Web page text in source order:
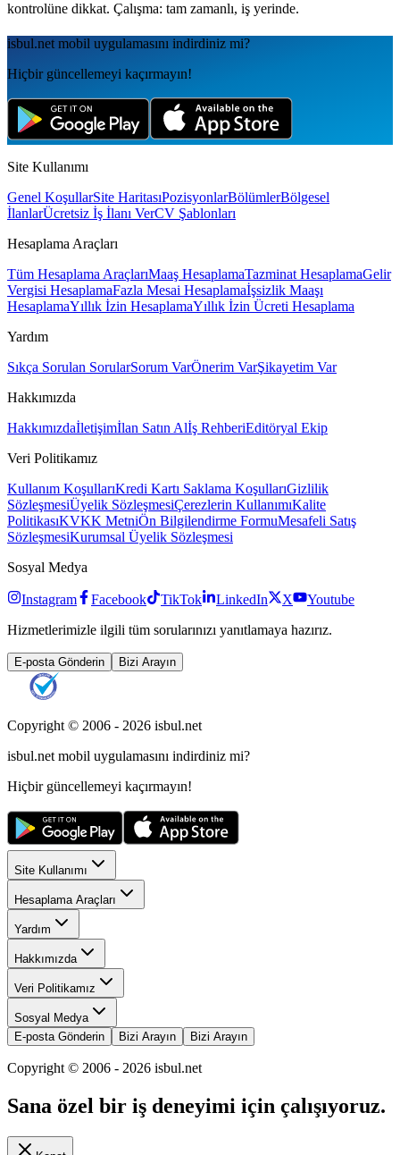
kontrolüne dikkat. Çalışma: tam zamanlı, iş yerinde.
isbul.net mobil uygulamаsını indirdiniz mi?
Hiçbir güncellemeyi kaçırmayın!
Site Kullanımı
Genel KoşullarSite HaritasıPozisyonlarBölümlerBölgesel
İlanlarÜcretsiz İş İlanı VerCV Şablonları
Hesaplama Araçları
Tüm Hesaplama AraçlarıMaaş HesaplamaTazminat HesaplamaGelir
Vergisi HesaplamaFazla Mesai Hesaplamaİşsizlik Maaşı
HesaplamaYıllık İzin HesaplamaYıllık İzin Ücreti Hesaplama
Yardım
Sıkça Sorulan SorularSorum VarÖnerim VarŞikayetim Var
Hakkımızda
Hakkımızdaİletişimİlan Satın Alİş RehberiEditöryal Ekip
Veri Politikamız
Kullanım KoşullarıKredi Kartı Saklama KoşullarıGizlilik
SözleşmesiÜyelik SözleşmesiÇerezlerin KullanımıKalite
PolitikasıKVKK MetniÖn Bilgilendirme FormuMesafeli Satış
SözleşmesiKurumsal Üyelik Sözleşmesi
Sosyal Medya
Instagram Facebook TikTok LinkedIn X
Youtube
Hizmetlerimizle ilgili tüm sorularınızı yanıtlamaya hazırız.
E-posta Gönderin Bizi Arayın
Copyright © 2006 - 2026 isbul.net
isbul.net mobil uygulamasını indirdiniz mi?
Hiçbir güncellemeyi kaçırmayın!
Site Kullanımı
Hesaplama Araçları
Yardım
Hakkımızda
Veri Politikamız
Sosyal Medya
E-posta Gönderin
Bizi Arayın Bizi Arayın
Copyright © 2006 - 2026 isbul.net
Sana özel bir iş deneyimi için çalışıyoruz.